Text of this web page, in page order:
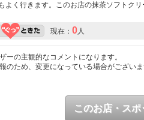
よく行きます。このお店の抹茶ソフトク
現在： 0人
ーの主観的なコメントになります。
のため、変更になっている場合がございま
このお店・スポ